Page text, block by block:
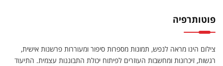
פוטותרפיה
צילום הינו מראה לנפש, תמונות מספרות סיפור ומעוררות פרשנות אישית,
רגשות, זיכרונות ומחשבות העוזרים לפיתוח יכולת התבוננות עצמית. התיעוד